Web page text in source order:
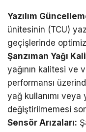
Yazılım
ünitesinin (TCU)
geçişlerinde
Şanzıman Yağı
yağının kalitesi ve
performansı
yağ kullanımı veya
değiştirilmemesi
Sensör Arızaları: